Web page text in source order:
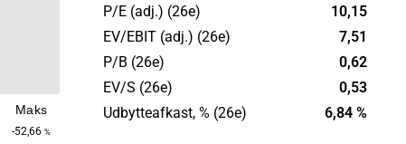
Maks
-52,66 %
Arcus in 2021 and has its headquarters
in Helsinki.
P/E (adj.) (26e)
10,15
EV/EBIT (adj.) (26e)
7,51
P/B (26e)
0,62
EV/S (26e)
0,53
Udbytteafkast, % (26e)
6,84 %